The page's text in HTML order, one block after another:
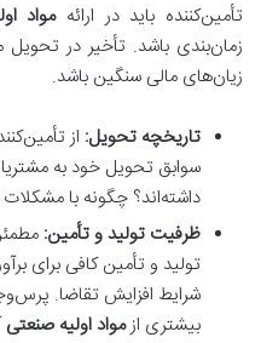
تأمین‌کننده باید در ارائهمواد
زمان‌بندی باشد. تأخیر در
زیان‌های مالی سنگین باشد.
تاریخچه تحویل: از
سوابق تحویل خود به
داشته‌اند؟ چگونه با
ظرفیت تولید و تأمین:
تولید و تأمین کافی برای
شرایط افزایش تقاضا.
بیشتری ازمواد اولیه صنعتی